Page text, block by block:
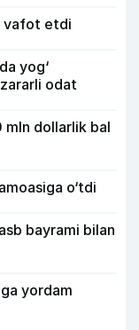
vafot etdi
yog‘
odat
mln dollarlik bal
o‘tdi
bayrami bilan
yordam